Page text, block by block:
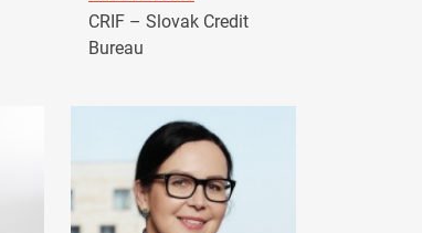
CRIF – Slovak Credit
Bureau